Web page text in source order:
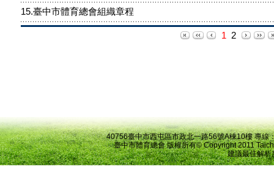
40756臺中市西屯區市政北一路56號A棟10樓 專
臺中市體育總會 版權所有© Copyright 2011
建議最佳解析